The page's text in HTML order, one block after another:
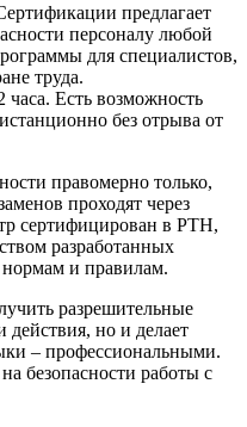
предлагает
персоналу любой
для специалистов,
труда.
Есть возможность
без отрыва от
правомерно только,
проходят через
сертифицирован в РТН,
разработанных
нормам и правилам.
разрешительные
но и делает
– профессиональными.
безопасности работы с